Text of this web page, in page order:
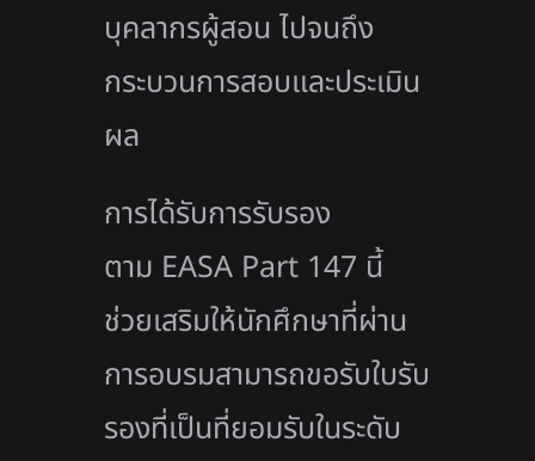
บุคลากรผู้สอน ไปจนถึง
กระบวนการสอบและประเมิน
ผล
การได้รับการรับรอง
ตาม EASA Part 147 นี้
ช่วยเสริมให้นักศึกษาที่ผ่าน
การอบรมสามารถขอรับใบรับ
รองที่เป็นที่ยอมรับในระดับ